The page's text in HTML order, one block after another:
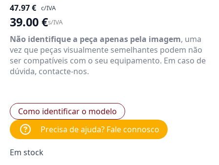
47.97€ c/IVA
39.00€s/IVA
Não identifique a peça apenas pela imagem, uma
vez que peças visualmente semelhantes podem não
ser compatíveis com o seu equipamento. Em caso de
dúvida, contacte-nos.
Como identificar o modelo
Precisa de ajuda? Fale connosco
Em stock